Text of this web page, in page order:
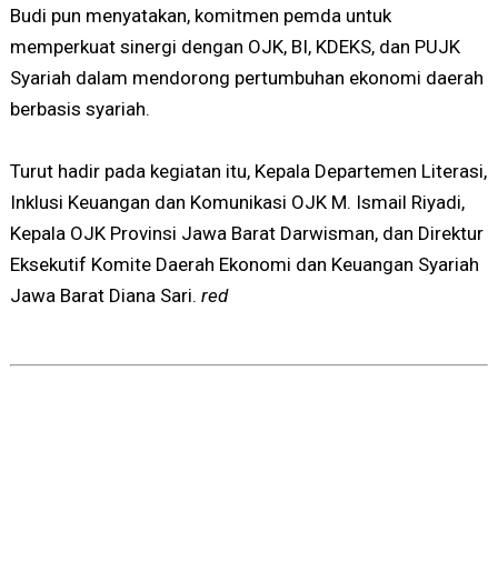
Budi pun menyatakan, komitmen pemda untuk
memperkuat sinergi dengan OJK, BI, KDEKS, dan PUJK
Syariah dalam mendorong pertumbuhan ekonomi daerah
berbasis syariah.
Turut hadir pada kegiatan itu, Kepala Departemen Literasi,
Inklusi Keuangan dan Komunikasi OJK M. Ismail Riyadi,
Kepala OJK Provinsi Jawa Barat Darwisman, dan Direktur
Eksekutif Komite Daerah Ekonomi dan Keuangan Syariah
Jawa Barat Diana Sari. red